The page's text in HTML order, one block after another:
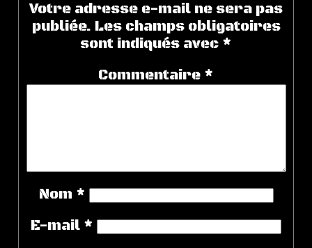
Votre adresse e-mail ne sera pas
publiée. Les champs obligatoires
sont indiqués avec *
Commentaire *
Nom *
E-mail *